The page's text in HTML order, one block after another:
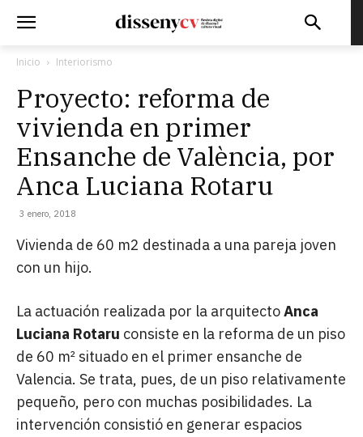
Inicio Interiorismo
Proyecto: reforma de
vivienda en primer
Ensanche de València, por
Anca Luciana Rotaru
3 enero, 2018
Vivienda de 60 m2 destinada a una pareja joven
con un hijo.
La actuación realizada por la arquitectoAnca
Luciana Rotaru consiste en la reforma de un piso
de 60 m² situado en el primer ensanche de
Valencia. Se trata, pues, de un piso relativamente
pequeño, pero con muchas posibilidades. La
intervención consistió en generar espacios